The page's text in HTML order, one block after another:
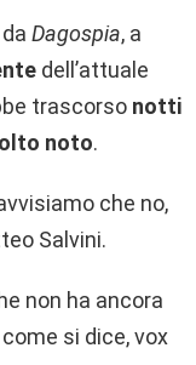
Dagospia, a
dell’attuale
trascorso notti
noto.
che no,
Salvini.
non ha ancora
si dice, vox